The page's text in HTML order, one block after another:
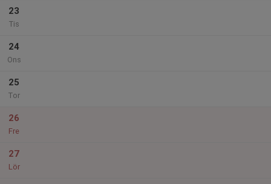
23
Tis
24
Ons
25
Tor
26
Fre
27
Lör